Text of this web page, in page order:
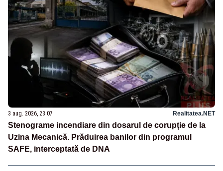
3 aug. 2026, 23:07 Realitatea.NET
Stenograme incendiare din dosarul de corupție de la
Uzina Mecanică. Prăduirea banilor din programul
SAFE, interceptată de DNA